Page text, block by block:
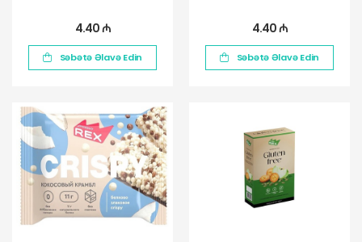
4.40 ₼
Səbətə Əlavə Edin
4.40 ₼
Səbətə Əlavə Edin